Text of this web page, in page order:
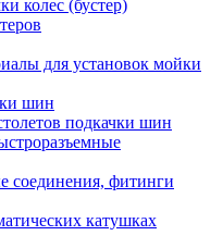
колес (бустер)
для установок мойки
шин
подкачки шин
соединения, фитинги
катушках